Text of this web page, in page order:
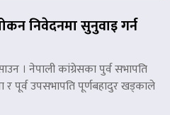
निवेदनमा सुनुवाइ गर्न
। नेपाली कांग्रेसका पुर्व सभापति
र पूर्व उपसभापति पूर्णबहादुर खड्काले